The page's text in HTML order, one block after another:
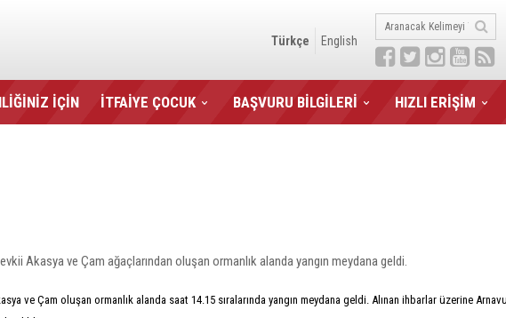
Türkçe English
İÇİN İTFAİYE ÇOCUK BAŞVURU BİLGİLERİ HIZLI ERİŞİM
Akasya ve Çam ağaçlarından oluşan ormanlık alanda yangın meydana geldi.
ve Çam oluşan ormanlık alanda saat 14.15 sıralarında yangın meydana geldi. Alınan ihbarlar üzerine